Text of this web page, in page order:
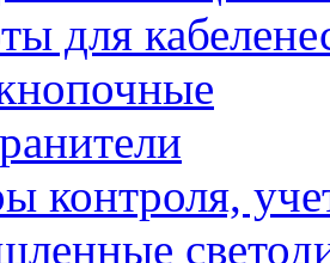
для
контроля,